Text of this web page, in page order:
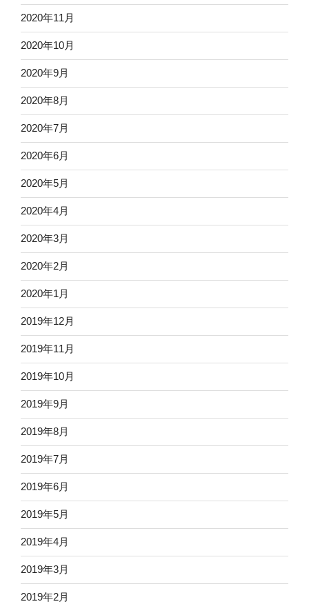
2020年11月
2020年10月
2020年9月
2020年8月
2020年7月
2020年6月
2020年5月
2020年4月
2020年3月
2020年2月
2020年1月
2019年12月
2019年11月
2019年10月
2019年9月
2019年8月
2019年7月
2019年6月
2019年5月
2019年4月
2019年3月
2019年2月